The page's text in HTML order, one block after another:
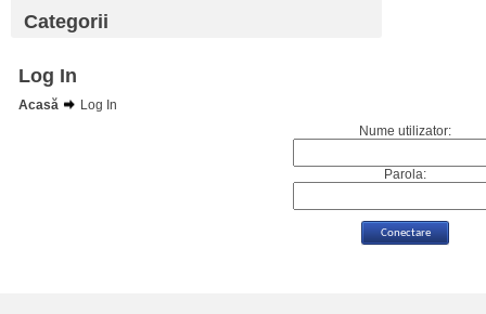
Categorii
Log In
Acasă
Log In
Nume utilizator:
Parola: